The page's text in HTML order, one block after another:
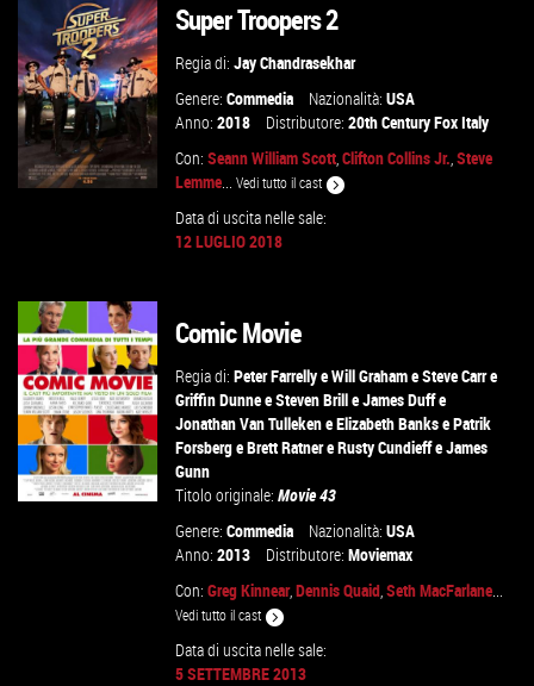
VAI ALLA SCHEDA
Super Troopers 2
Regia di:Jay Chandrasekhar
Genere:Commedia Nazionalità:USA
Anno:2018 Distributore:20th Century Fox Italy
Con:Seann William Scott,Clifton Collins Jr.,Steve
Lemme...Vedi tutto il cast
Data di uscita nelle sale:
12 LUGLIO 2018
Comic Movie
Regia di:Peter FarrellyeWill GrahameSteve Carre
Griffin DunneeSteven BrilleJames Duffe
Jonathan Van TullekeneElizabeth BanksePatrik
ForsbergeBrett RatnereRusty CundieffeJames
Gunn
Titolo originale:Movie 43
Genere:Commedia Nazionalità:USA
Anno:2013 Distributore:Moviemax
Con:Greg Kinnear,Dennis Quaid,Seth MacFarlane...
Vedi tutto il cast
Data di uscita nelle sale:
5 SETTEMBRE 2013